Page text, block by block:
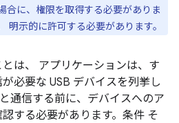
合に、権限を取得する必要がありま
明示的に許可する必要があります。
は、 アプリケーションは、す
必要な USB デバイスを列挙し
通信する前に、デバイスへのア
する必要があります。条件 そ